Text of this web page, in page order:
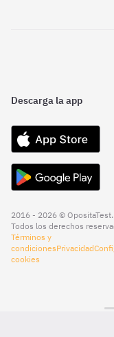
Descarga la app
2016 - 2026 © OpositaTest.
Todos los derechos
Términos y
condicionesPrivacidad
cookies